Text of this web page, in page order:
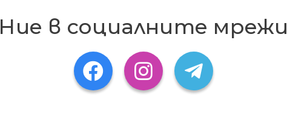
Ние в социалните мрежи